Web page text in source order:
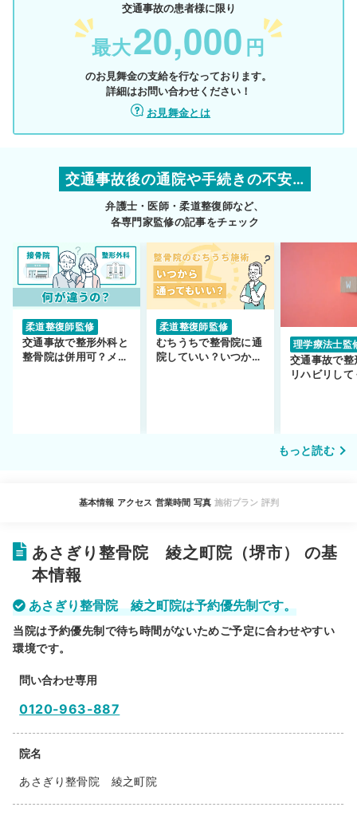
交通事故の患者様に限り
最大20,000 円
のお見舞金の支給を行なっております。
詳細はお問い合わせください！
お見舞金とは
交通事故後の通院や手続きの不安…
弁護士・医師・柔道整復師など、
各専門家監修の記事をチェック
柔道整復師監修
交通事故で整形外科と
整骨院は併用可？メリ
柔道整復師監修
むちうちで整骨院に通
院していい？いつから
理学療法士監
交通事故で整
リハビリして
もっと読む
基本情報 アクセス 営業時間 写真 施術プラン 評判
あさぎり整骨院 綾之町院（堺市） の基
本情報
あさぎり整骨院 綾之町院は予約優先制です。
当院は予約優先制で待ち時間がないためご予定に合わせやすい
環境です。
問い合わせ専用
0120-963-887
院名
あさぎり整骨院 綾之町院